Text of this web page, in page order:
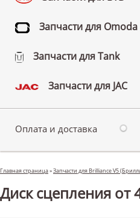
Запчасти для Omoda
Запчасти для Tank
Запчасти для JAC
Оплата и доставка
Главная страница»Запчасти для Brilliance V5
Диск сцепления от